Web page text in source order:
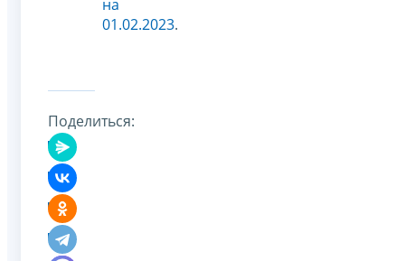
на
01.02.2023.
Поделиться: